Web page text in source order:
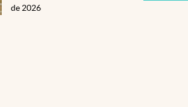
de 2026